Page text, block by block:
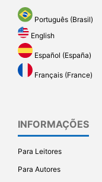
Português (Brasil)
English
Español (España)
Français (France)
INFORMAÇÕES
Para Leitores
Para Autores